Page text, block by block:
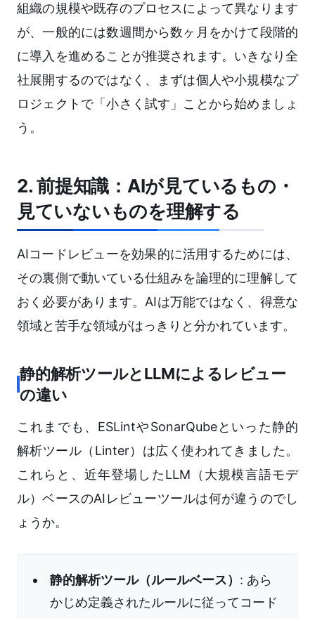
組織の規模や既存のプロセスによって異なります
が、一般的には数週間から数ヶ月をかけて段階的
に導入を進めることが推奨されます。いきなり全
社展開するのではなく、まずは個人や小規模なプ
ロジェクトで「小さく試す」ことから始めましょ
う。
2. 前提知識：AIが見ているもの・
見ていないものを理解する
AIコードレビューを効果的に活用するためには、
その裏側で動いている仕組みを論理的に理解して
おく必要があります。AIは万能ではなく、得意な
領域と苦手な領域がはっきりと分かれています。
静的解析ツールとLLMによるレビュー
の違い
これまでも、ESLintやSonarQubeといった静的
解析ツール（Linter）は広く使われてきました。
これらと、近年登場したLLM（大規模言語モデ
ル）ベースのAIレビューツールは何が違うのでし
ょうか。
静的解析ツール（ルールベース） : あら
かじめ定義されたルールに従ってコード